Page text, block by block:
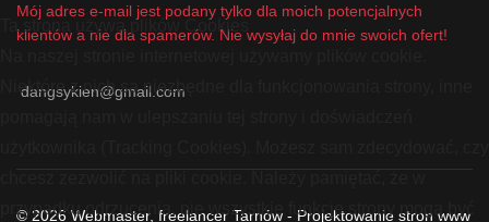
Mój adres e-mail jest podany tylko dla moich potencjalnych
klientów a nie dla spamerów. Nie wysyłaj do mnie swoich ofert!
dangsykien@gmail.com
© 2026 Webmaster, freelancer Tarnów - Projektowanie stron www
Ta strona używa plików Cookies
Niektóre z nich są niezbędne dla funkcjonowania strony, inne
przypadku odrzucenia, nie wszystkie funkcje strony mogą być